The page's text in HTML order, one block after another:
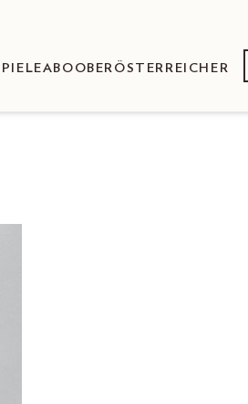
ABO OBERÖSTERREICHER